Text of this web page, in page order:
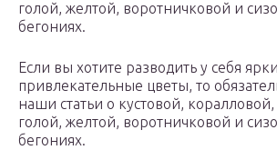
голой, желтой, воротничковой и
бегониях.
Если вы хотите разводить у себя
привлекательные цветы, то
наши статьи о кустовой,
голой, желтой, воротничковой и
бегониях.